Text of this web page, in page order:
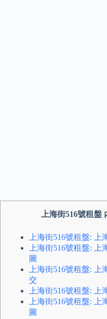
上海街516號租盤
上海街516號租盤: 上
上海街516號租盤: 上
圖
上海街516號租盤: 上
交
上海街516號租盤: 上
上海街516號租盤: 上
圖